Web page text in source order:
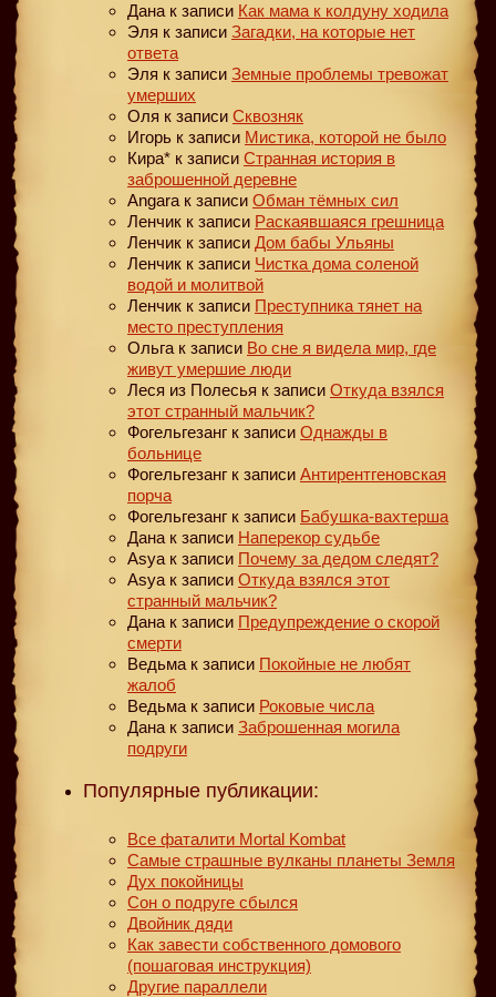
Дана к записи Как мама к колдуну ходила
Эля к записи Загадки, на которые нет
ответа
Эля к записи Земные проблемы тревожат
умерших
Оля к записи Сквозняк
Игорь к записи Мистика, которой не было
Кира* к записи Странная история в
заброшенной деревне
Angara к записи Обман тёмных сил
Ленчик к записи Раскаявшаяся грешница
Ленчик к записи Дом бабы Ульяны
Ленчик к записи Чистка дома соленой
водой и молитвой
Ленчик к записи Преступника тянет на
место преступления
Ольга к записи Во сне я видела мир, где
живут умершие люди
Леся из Полесья к записи Откуда взялся
этот странный мальчик?
Фогельгезанг к записи Однажды в
больнице
Фогельгезанг к записи Антирентгеновская
порча
Фогельгезанг к записи Бабушка-вахтерша
Дана к записи Наперекор судьбе
Asya к записи Почему за дедом следят?
Asya к записи Откуда взялся этот
странный мальчик?
Дана к записи Предупреждение о скорой
смерти
Ведьма к записи Покойные не любят
жалоб
Ведьма к записи Роковые числа
Дана к записи Заброшенная могила
подруги
Популярные публикации:
Все фаталити Mortal Kombat
Самые страшные вулканы планеты Земля
Дух покойницы
Сон о подруге сбылся
Двойник дяди
Как завести собственного домового
(пошаговая инструкция)
Другие параллели